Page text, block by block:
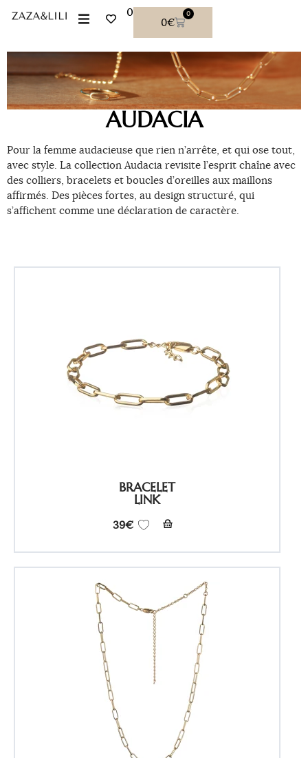
0
0€
0
AUDACIA
Pour la femme audacieuse que rien n’arrête, et qui ose tout,
avec style. La collection Audacia revisite l’esprit chaîne avec
des colliers, bracelets et boucles d’oreilles aux maillons
affirmés. Des pièces fortes, au design structuré, qui
s’affichent comme une déclaration de caractère.
BRACELET
LINK
39€